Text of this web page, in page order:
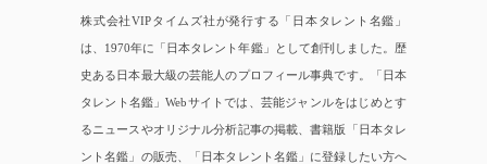
株式会社VIPタイムズ社が発行する「日本タレント名鑑」
は、1970年に「日本タレント年鑑」として創刊しました。歴
史ある日本最大級の芸能人のプロフィール事典です。「日本
タレント名鑑」Webサイトでは、芸能ジャンルをはじめとす
るニュースやオリジナル分析記事の掲載、書籍版「日本タレ
ント名鑑」の販売、「日本タレント名鑑」に登録したい方へ